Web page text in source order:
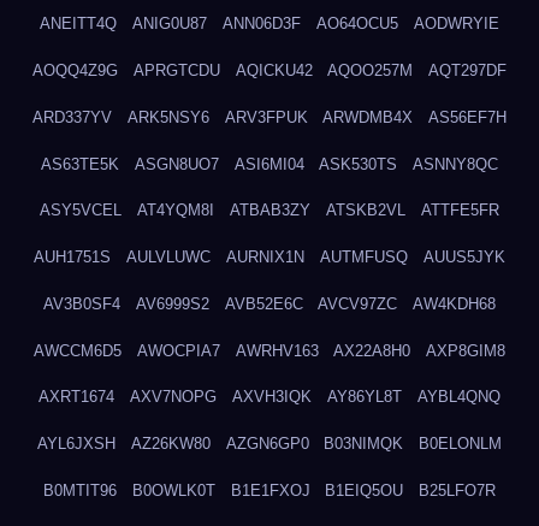
ANEITT4Q ANIG0U87 ANN06D3F AO64OCU5 AODWRYIE
AOQQ4Z9G APRGTCDU AQICKU42 AQOO257M AQT297DF
ARD337YV ARK5NSY6 ARV3FPUK ARWDMB4X AS56EF7H
AS63TE5K ASGN8UO7 ASI6MI04 ASK530TS ASNNY8QC
ASY5VCEL AT4YQM8I ATBAB3ZY ATSKB2VL ATTFE5FR
AUH1751S AULVLUWC AURNIX1N AUTMFUSQ AUUS5JYK
AV3B0SF4 AV6999S2 AVB52E6C AVCV97ZC AW4KDH68
AWCCM6D5 AWOCPIA7 AWRHV163 AX22A8H0 AXP8GIM8
AXRT1674 AXV7NOPG AXVH3IQK AY86YL8T AYBL4QNQ
AYL6JXSH AZ26KW80 AZGN6GP0 B03NIMQK B0ELONLM
B0MTIT96 B0OWLK0T B1E1FXOJ B1EIQ5OU B25LFO7R